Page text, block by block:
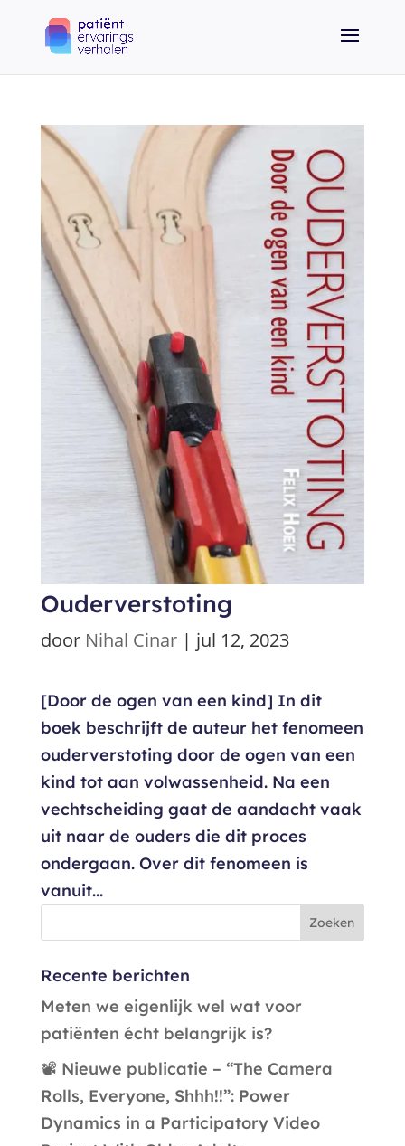
Ouderverstoting
door Nihal Cinar| jul 12, 2023
[Door de ogen van een kind] In dit
boek beschrijft de auteur het fenomeen
ouderverstoting door de ogen van een
kind tot aan volwassenheid. Na een
vechtscheiding gaat de aandacht vaak
uit naar de ouders die dit proces
ondergaan. Over dit fenomeen is
vanuit...
Recente berichten
Meten we eigenlijk wel wat voor
patiënten écht belangrijk is?
📽️ Nieuwe publicatie – “The Camera
Rolls, Everyone, Shhh!!”: Power
Dynamics in a Participatory Video